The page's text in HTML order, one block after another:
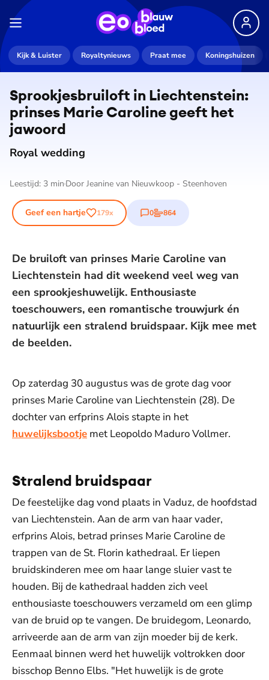
Kijk & Luister Royaltynieuws Praat mee Koningshuizen
Sprook­jes­brui­loft in Liech­ten­stein:
prinses Marie Caroline geeft het
jawoord
Royal wedding
Leestijd: 3 min Door Jeanine van Nieuwkoop - Steenhoven
Geef een hartje 179x 0
reacties
864
stemmen
De bruiloft van prinses Marie Caroline van
Liechtenstein had dit weekend veel weg van
een sprookjeshuwelijk. Enthousiaste
toeschouwers, een romantische trouwjurk én
natuurlijk een stralend bruidspaar. Kijk mee met
de beelden.
Op zaterdag 30 augustus was de grote dag voor
prinses Marie Caroline van Liechtenstein (28). De
dochter van erfprins Alois stapte in het
huwelijksbootje met Leopoldo Maduro Vollmer.
Stralend bruidspaar
De feestelijke dag vond plaats in Vaduz, de hoofdstad
van Liechtenstein. Aan de arm van haar vader,
erfprins Alois, betrad prinses Marie Caroline de
trappen van de St. Florin kathedraal. Er liepen
bruidskinderen mee om haar lange sluier vast te
houden. Bij de kathedraal hadden zich veel
enthousiaste toeschouwers verzameld om een glimp
van de bruid op te vangen. De bruidegom, Leonardo,
arriveerde aan de arm van zijn moeder bij de kerk.
Eenmaal binnen werd het huwelijk voltrokken door
bisschop Benno Elbs. "Het huwelijk is de grote